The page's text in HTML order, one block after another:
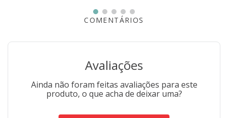
COMENTÁRIOS
Avaliações
Ainda não foram feitas avaliações para este
produto, o que acha de deixar uma?